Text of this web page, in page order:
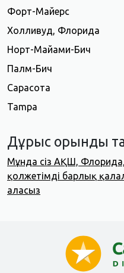
Форт-Майерс
Холливуд, Флорида
Норт-Майами-Бич
Палм-Бич
Сарасота
Tampa
Дұрыс орынды
Мұнда сіз АҚШ,
қолжетімді барлық
аласыз